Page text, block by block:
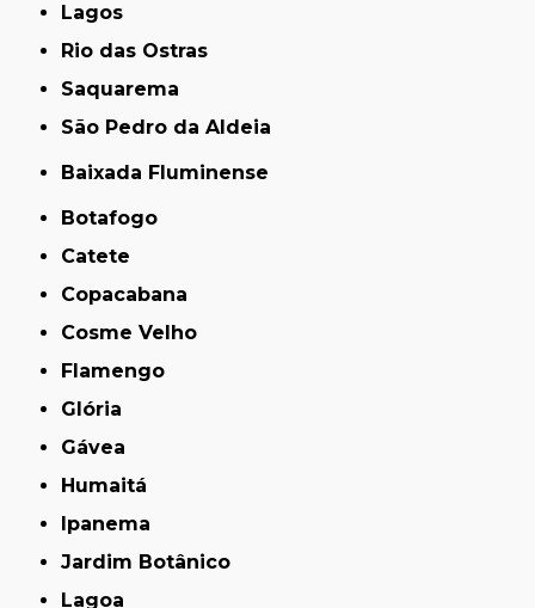
Lagos
Rio das Ostras
Saquarema
São Pedro da Aldeia
Baixada Fluminense
Botafogo
Catete
Copacabana
Cosme Velho
Flamengo
Glória
Gávea
Humaitá
Ipanema
Jardim Botânico
Lagoa